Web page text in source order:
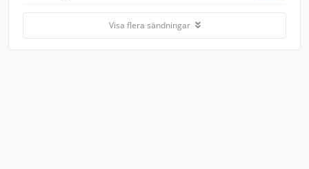
Visa flera sändningar